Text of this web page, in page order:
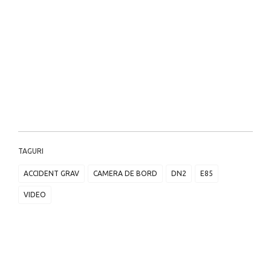
TAGURI
ACCIDENT GRAV CAMERA DE BORD DN2 E85
VIDEO